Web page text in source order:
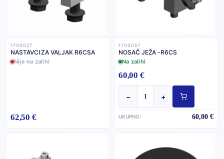
1700027
NASTAVCI ZA VALJAK R6CSA
Nije na zalihi
62,50 €
1700057
NOSAČ JEŽA -R6CS
Na zalihi
60,00 €
− +
UKUPNO: 60,00 €